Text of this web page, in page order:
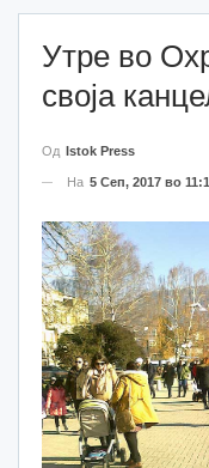
Утре во
своја
Од Istok Press
На 5 Сеп, 2017 во